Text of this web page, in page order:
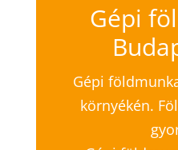
Gépi
Gépi
környékén.